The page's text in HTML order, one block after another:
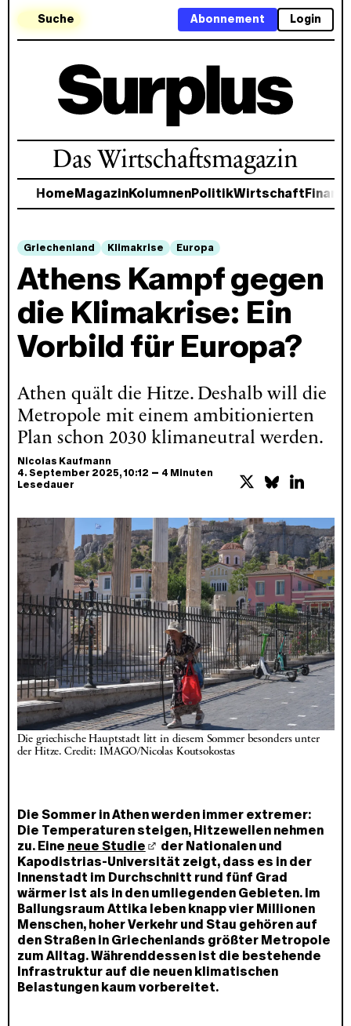
Suche Login
Abonnement
Das Wirtschaftsmagazin
Home MagazinKolumnenPolitikWirtschaft
Griechenland Klimakrise Europa
Athens Kampf gegen
die Klimakrise: Ein
Vorbild für Europa?
Athen quält die Hitze. Deshalb will die
Metropole mit einem ambitionierten
Plan schon 2030 klimaneutral werden.
Nicolas Kaufmann
4. September 2025, 10:12 – 4 Minuten
Lesedauer
Die griechische Hauptstadt litt in diesem Sommer besonders unter
der Hitze. Credit: IMAGO/Nicolas Koutsokostas
Die Sommer in Athen werden immer extremer:
Die Temperaturen steigen, Hitzewellen nehmen
zu. Eine neue Studie
der Nationalen und
Kapodistrias-Universität zeigt, dass es in der
Innenstadt im Durchschnitt rund fünf Grad
wärmer ist als in den umliegenden Gebieten. Im
Ballungsraum Attika leben knapp vier Millionen
Menschen, hoher Verkehr und Stau gehören auf
den Straßen in Griechenlands größter Metropole
zum Alltag. Währenddessen ist die bestehende
Infrastruktur auf die neuen klimatischen
Belastungen kaum vorbereitet.